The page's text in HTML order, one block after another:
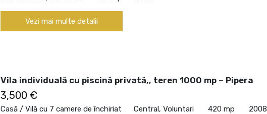
Vezi mai multe detalii
Vila individuală cu piscină privată,, teren 1000 mp – Pipera
3,500 €
Casă / Vilă cu 7 camere de închiriat Central, Voluntari 420 mp 2008